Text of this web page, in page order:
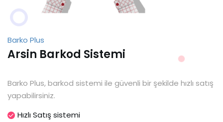
Barko Plus
Arsin Barkod Sistemi
Barko Plus, barkod sistemi ile güvenli bir şekilde hızlı satış
yapabilirsiniz.
Hızlı Satış sistemi